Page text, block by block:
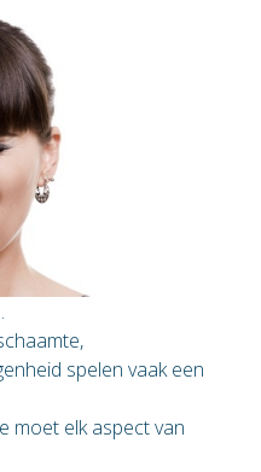
spelen vaak een
moet elk aspect van